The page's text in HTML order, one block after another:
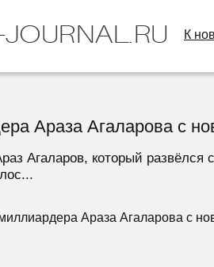
К
Араза Агаларова с
Агаларов, который развёлся